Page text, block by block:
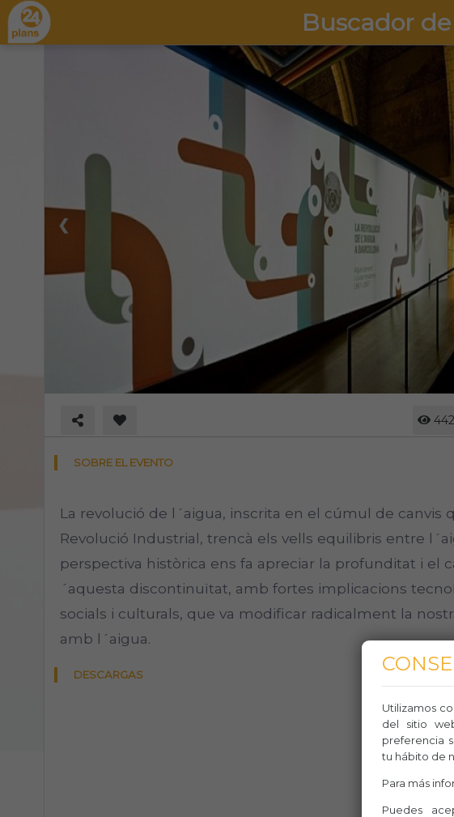
Buscador
❮
442
SOBRE EL EVENTO
La revolució de l´aigua, inscrita en el cúmul de canvis
Revolució Industrial, trencà els vells equilibris entre
perspectiva històrica ens fa apreciar la profunditat i el
´aquesta discontinuïtat, amb fortes implicacions
socials i culturals, que va modificar radicalment la
amb l´aigua.
DESCARGAS
Utilizamos
del sitio
preferencia
tu hábito de
Para más
Puedes